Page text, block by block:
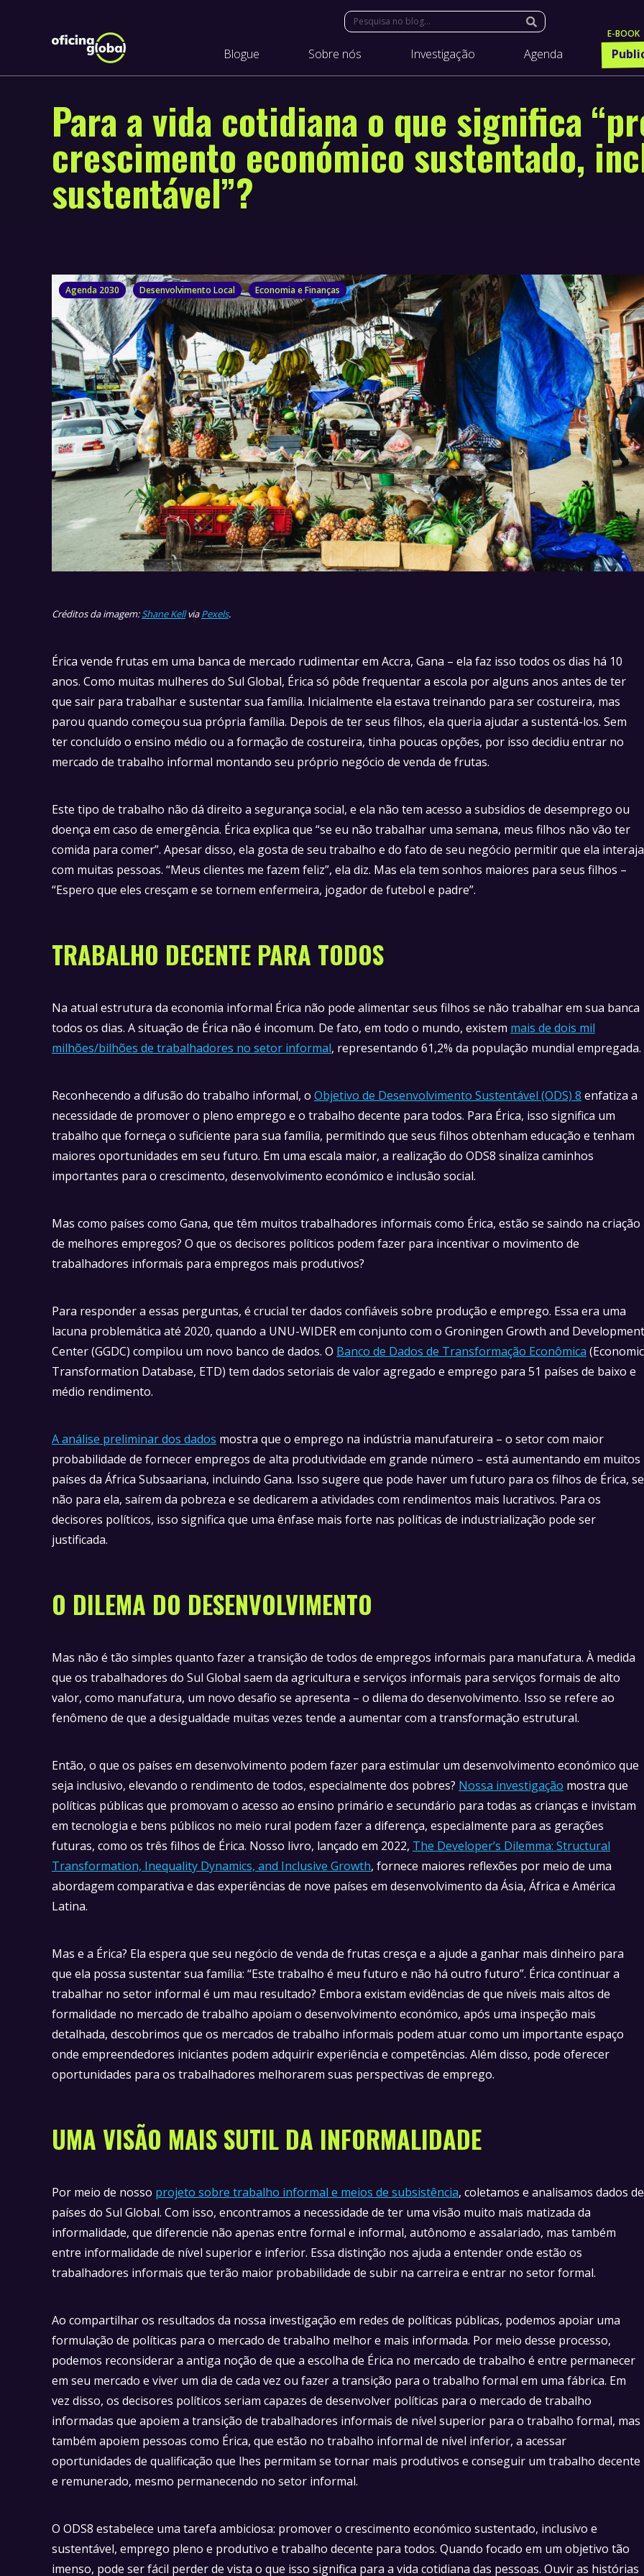
Search:
Blogue Sobre nós Investigação Agenda
Para a vida cotidiana o que significa
crescimento económico sustentado,
sustentável”?
Agenda 2030 Desenvolvimento Local Economia e Finanças
Créditos da imagem:Shane KellviaPexels.
Érica vende frutas em uma banca de mercado rudimentar em Accra, Gana – ela faz isso todos os dias há 10
anos. Como muitas mulheres do Sul Global, Érica só pôde frequentar a escola por alguns anos antes de ter
que sair para trabalhar e sustentar sua família. Inicialmente ela estava treinando para ser costureira, mas
parou quando começou sua própria família. Depois de ter seus filhos, ela queria ajudar a sustentá-los. Sem
ter concluído o ensino médio ou a formação de costureira, tinha poucas opções, por isso decidiu entrar no
mercado de trabalho informal montando seu próprio negócio de venda de frutas.
Este tipo de trabalho não dá direito a segurança social, e ela não tem acesso a subsídios de desemprego ou
doença em caso de emergência. Érica explica que “se eu não trabalhar uma semana, meus filhos não vão ter
comida para comer”. Apesar disso, ela gosta de seu trabalho e do fato de seu negócio permitir que ela interaja
com muitas pessoas. “Meus clientes me fazem feliz”, ela diz. Mas ela tem sonhos maiores para seus filhos –
“Espero que eles cresçam e se tornem enfermeira, jogador de futebol e padre”.
TRABALHO DECENTE PARA TODOS
Na atual estrutura da economia informal Érica não pode alimentar seus filhos se não trabalhar em sua banca
todos os dias. A situação de Érica não é incomum. De fato, em todo o mundo, existem mais de dois mil
milhões/bilhões de trabalhadores no setor informal, representando 61,2% da população mundial empregada.
Reconhecendo a difusão do trabalho informal, o Objetivo de Desenvolvimento Sustentável (ODS) 8 enfatiza a
necessidade de promover o pleno emprego e o trabalho decente para todos. Para Érica, isso significa um
trabalho que forneça o suficiente para sua família, permitindo que seus filhos obtenham educação e tenham
maiores oportunidades em seu futuro. Em uma escala maior, a realização do ODS8 sinaliza caminhos
importantes para o crescimento, desenvolvimento económico e inclusão social.
Mas como países como Gana, que têm muitos trabalhadores informais como Érica, estão se saindo na criação
de melhores empregos? O que os decisores políticos podem fazer para incentivar o movimento de
trabalhadores informais para empregos mais produtivos?
Para responder a essas perguntas, é crucial ter dados confiáveis sobre produção e emprego. Essa era uma
lacuna problemática até 2020, quando a UNU-WIDER em conjunto com o Groningen Growth and Development
Center (GGDC) compilou um novo banco de dados. O Banco de Dados de Transformação Econômica (Economic
Transformation Database, ETD) tem dados setoriais de valor agregado e emprego para 51 países de baixo e
médio rendimento.
A análise preliminar dos dados mostra que o emprego na indústria manufatureira – o setor com maior
probabilidade de fornecer empregos de alta produtividade em grande número – está aumentando em muitos
países da África Subsaariana, incluindo Gana. Isso sugere que pode haver um futuro para os filhos de Érica, se
não para ela, saírem da pobreza e se dedicarem a atividades com rendimentos mais lucrativos. Para os
decisores políticos, isso significa que uma ênfase mais forte nas políticas de industrialização pode ser
justificada.
O DILEMA DO DESENVOLVIMENTO
Mas não é tão simples quanto fazer a transição de todos de empregos informais para manufatura. À medida
que os trabalhadores do Sul Global saem da agricultura e serviços informais para serviços formais de alto
valor, como manufatura, um novo desafio se apresenta – o dilema do desenvolvimento. Isso se refere ao
fenômeno de que a desigualdade muitas vezes tende a aumentar com a transformação estrutural.
Então, o que os países em desenvolvimento podem fazer para estimular um desenvolvimento económico que
seja inclusivo, elevando o rendimento de todos, especialmente dos pobres? Nossa investigação mostra que
políticas públicas que promovam o acesso ao ensino primário e secundário para todas as crianças e invistam
em tecnologia e bens públicos no meio rural podem fazer a diferença, especialmente para as gerações
futuras, como os três filhos de Érica. Nosso livro, lançado em 2022, The Developer’s Dilemma: Structural
Transformation, Inequality Dynamics, and Inclusive Growth, fornece maiores reflexões por meio de uma
abordagem comparativa e das experiências de nove países em desenvolvimento da Ásia, África e América
Latina.
Mas e a Érica? Ela espera que seu negócio de venda de frutas cresça e a ajude a ganhar mais dinheiro para
que ela possa sustentar sua família: “Este trabalho é meu futuro e não há outro futuro”. Érica continuar a
trabalhar no setor informal é um mau resultado? Embora existam evidências de que níveis mais altos de
formalidade no mercado de trabalho apoiam o desenvolvimento económico, após uma inspeção mais
detalhada, descobrimos que os mercados de trabalho informais podem atuar como um importante espaço
onde empreendedores iniciantes podem adquirir experiência e competências. Além disso, pode oferecer
oportunidades para os trabalhadores melhorarem suas perspectivas de emprego.
UMA VISÃO MAIS SUTIL DA INFORMALIDADE
Por meio de nosso projeto sobre trabalho informal e meios de subsistência, coletamos e analisamos dados de
países do Sul Global. Com isso, encontramos a necessidade de ter uma visão muito mais matizada da
informalidade, que diferencie não apenas entre formal e informal, autônomo e assalariado, mas também
entre informalidade de nível superior e inferior. Essa distinção nos ajuda a entender onde estão os
trabalhadores informais que terão maior probabilidade de subir na carreira e entrar no setor formal.
Ao compartilhar os resultados da nossa investigação em redes de políticas públicas, podemos apoiar uma
formulação de políticas para o mercado de trabalho melhor e mais informada. Por meio desse processo,
podemos reconsiderar a antiga noção de que a escolha de Érica no mercado de trabalho é entre permanecer
em seu mercado e viver um dia de cada vez ou fazer a transição para o trabalho formal em uma fábrica. Em
vez disso, os decisores políticos seriam capazes de desenvolver políticas para o mercado de trabalho
informadas que apoiem a transição de trabalhadores informais de nível superior para o trabalho formal, mas
também apoiem pessoas como Érica, que estão no trabalho informal de nível inferior, a acessar
oportunidades de qualificação que lhes permitam se tornar mais produtivos e conseguir um trabalho decente
e remunerado, mesmo permanecendo no setor informal.
O ODS8 estabelece uma tarefa ambiciosa: promover o crescimento económico sustentado, inclusivo e
sustentável, emprego pleno e produtivo e trabalho decente para todos. Quando focado em um objetivo tão
imenso, pode ser fácil perder de vista o que isso significa para a vida cotidiana das pessoas. Ouvir as histórias